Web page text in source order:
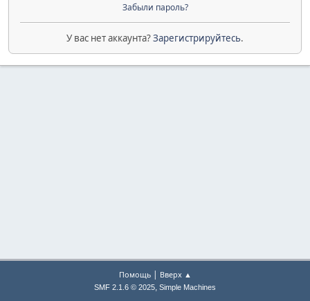
Забыли пароль?
У вас нет аккаунта?Зарегистрируйтесь.
Помощь| Вверх ▲
SMF 2.1.6 © 2025, Simple Machines